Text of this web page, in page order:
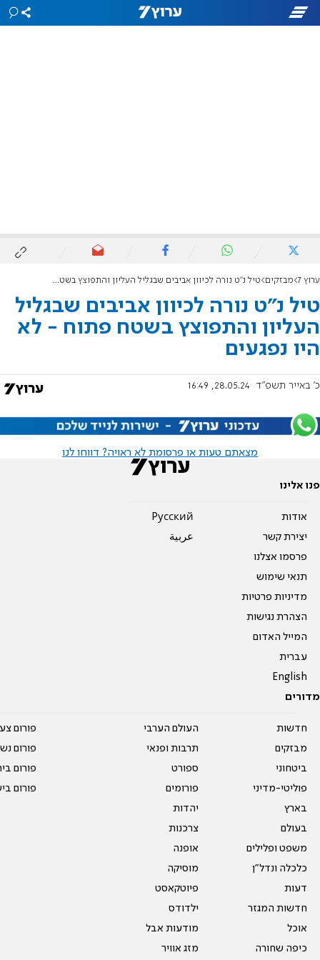
ערוץ 7 מבזקים טיל נ"ט נורה לכיוון אביבים שבגליל העליון והתפוצץ בשטח פתוח - לא היו נפגעים
טיל נ"ט נורה לכיוון אביבים שבגליל
העליון והתפוצץ בשטח פתוח - לא
היו נפגעים
כ' באייר תשפ"ד 28.05.24, 16:49
מצאתם טעות או פרסומת לא ראויה? דווחו לנו
פנו אלינו
אודות
יצירת קשר
פרסמו אצלנו
תנאי שימוש
מדיניות פרטיות
הצהרת נגישות
המייל האדום
עברית
English
Pусский
عربية
מדורים
חדשות
מבזקים
ביטחוני
פוליטי-מדיני
בארץ
בעולם
משפט ופלילים
כלכלה ונדל"ן
דעות
חדשות המגזר
אוכל
כיפה שחורה
העולם הערבי
תרבות ופנאי
ספורט
פורומים
יהדות
צרכנות
אופנה
מוסיקה
פיוטקאסט
ילדודס
מודעות אבל
מזג אוויר
פורום
פורום
פורום
פורום